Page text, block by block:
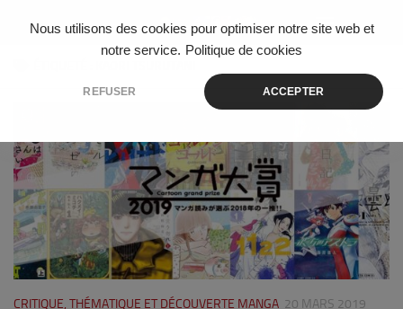
Nous utilisons des cookies pour optimiser notre site web et
notre service. Politique de cookies
REFUSER ACCEPTER
Skip to content
CRITIQUE, THÉMATIQUE ET DÉCOUVERTE MANGA 20 MARS 2019